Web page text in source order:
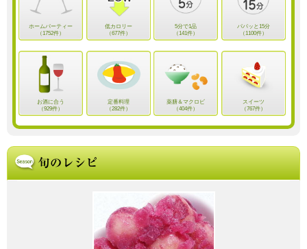
ホームパーティー
（1752件）
低カロリー
（677件）
5分で1品
（141件）
パパッと15分
（1100件）
お酒に合う
（929件）
定番料理
（282件）
薬膳＆マクロビ
（404件）
スイーツ
（767件）